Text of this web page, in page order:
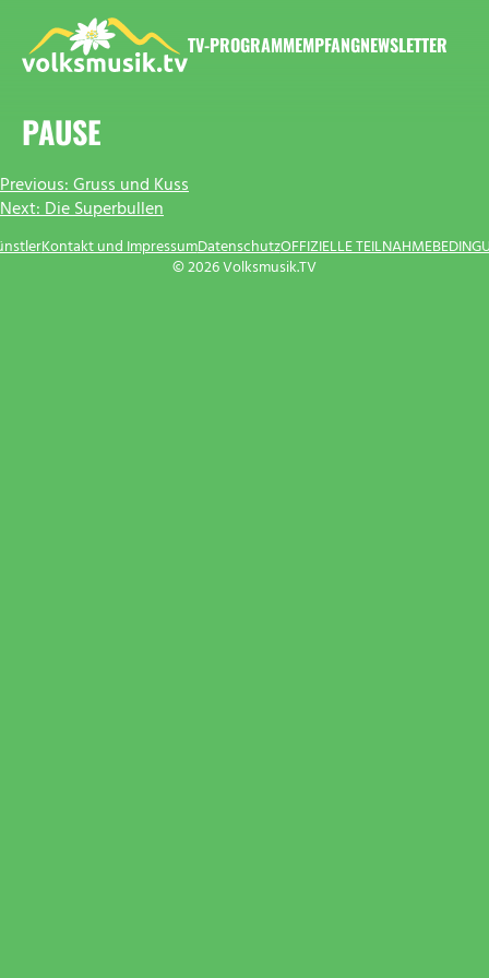
Inhalt
springen
TV-PROGRAMMEMPFANGNEWSLETTER
PAUSE
BEITRAGSNAVIGATION
Previous:Gruss und Kuss
Next:Die Superbullen
© 2026 Volksmusik.TV
Kontakt und ImpressumDatenschutzOFFIZIELLE